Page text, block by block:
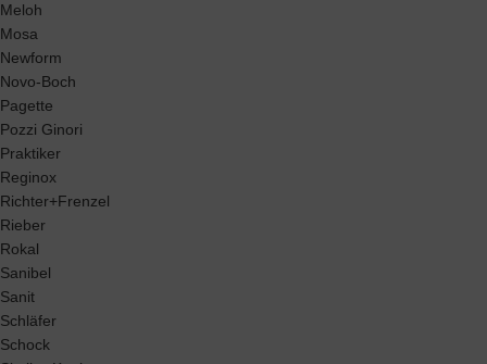
Meloh
Mosa
Newform
Novo-Boch
Pagette
Pozzi Ginori
Praktiker
Reginox
Richter+Frenzel
Rieber
Rokal
Sanibel
Sanit
Schläfer
Schock